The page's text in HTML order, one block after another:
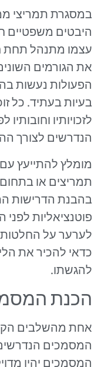
במסגרת תמריצי
היבטים משפטיים
עצמו מתנהל תחת
את הגורמים
הפעולות נעשות
בעיות בעתיד. כל
לזכויותיו
הנדרשים לצורך
מומלץ להתייעץ
תמריצים או בתחום
בהבנת הדרישות
פוטנציאליות
לערער על
כדאי להכיר את
להגשתו.
הכנת
אחת מהשלבים
המסמכים
המסמכים יהיו